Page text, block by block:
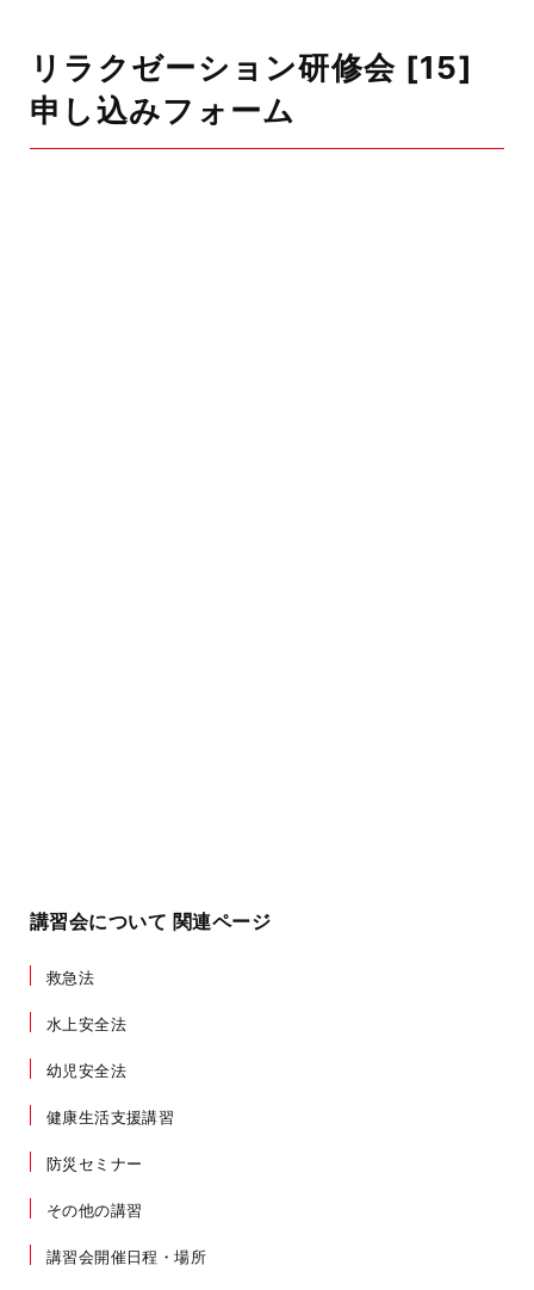
リラクゼーション研修会 [15]
申し込みフォーム
講習会について 関連ページ
救急法
水上安全法
幼児安全法
健康生活支援講習
防災セミナー
その他の講習
講習会開催日程・場所